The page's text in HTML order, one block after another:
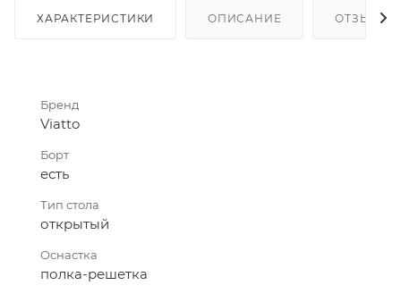
ХАРАКТЕРИСТИКИ ОПИСАНИЕ ОТЗЫВЫ
Бренд
Viatto
Борт
есть
Тип стола
открытый
Оснастка
полка-решетка